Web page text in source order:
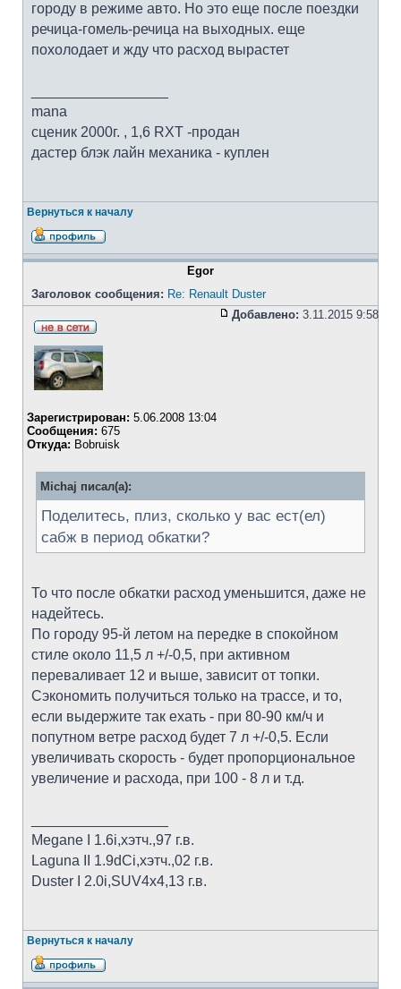
городу в режиме авто. Но это еще после поездки
речица-гомель-речица на выходных. еще
похолодает и жду что расход вырастет
mana
cценик 2000г. , 1,6 RXT -продан
дастер блэк лайн механика - куплен
Вернуться к началу
Egor
Заголовок сообщения: Re: Renault Duster
Добавлено: 3.11.2015 9:58
Зарегистрирован: 5.06.2008 13:04
Сообщения: 675
Откуда: Bobruisk
Michaj писал(а):
Поделитесь, плиз, сколько у вас ест(ел)
сабж в период обкатки?
То что после обкатки расход уменьшится, даже не
надейтесь.
По городу 95-й летом на передке в спокойном
стиле около 11,5 л +/-0,5, при активном
переваливает 12 и выше, зависит от топки.
Сэкономить получиться только на трассе, и то,
если выдержите так ехать - при 80-90 км/ч и
попутном ветре расход будет 7 л +/-0,5. Если
увеличивать скорость - будет пропорциональное
увеличение и расхода, при 100 - 8 л и т.д.
Megane I 1.6i,хэтч.,97 г.в.
Laguna II 1.9dCi,хэтч.,02 г.в.
Duster I 2.0i,SUV4x4,13 г.в.
Вернуться к началу